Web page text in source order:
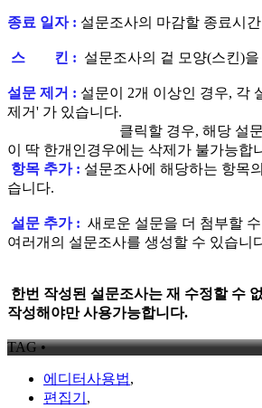
종료 일자 : 설문조사의 마감할 종료시
스 킨 : 설문조사의 겉 모양(스킨)
설문 제거 : 설문이 2개 이상인 경우, 각
제거' 가 있습니다.
클릭할 경우, 해당 설문이
이 딱 한개인경우에는 삭제가 불가능합
항목 추가 : 설문조사에 해당하는 항목
습니다.
설문 추가 : 새로운 설문을 더 첨부할
여러개의 설문조사를 생성할 수 있습니
한번 작성된 설문조사는 재 수정할 수
작성해야만 사용가능합니다.
TAG •
에디터사용법,
편집기 ,